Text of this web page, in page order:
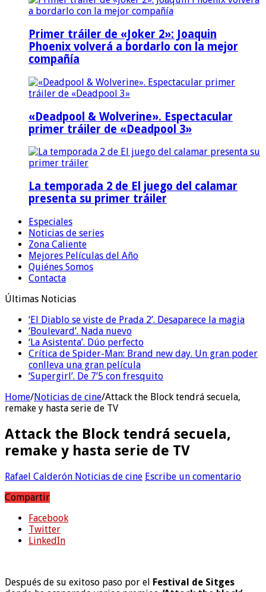
Primer tráiler de «Joker 2»: Joaquin
Phoenix volverá a bordarlo con la mejor
compañía
«Deadpool & Wolverine». Espectacular
primer tráiler de «Deadpool 3»
La temporada 2 de El juego del calamar
presenta su primer tráiler
Especiales
Noticias de series
Zona Caliente
Mejores Películas del Año
Quiénes Somos
Contacta
Últimas Noticias
‘El Diablo se viste de Prada 2’. Desaparece la magia
‘Boulevard’. Nada nuevo
‘La Asistenta’. Dúo perfecto
Crítica de Spider-Man: Brand new day. Un gran poder
conlleva una gran película
‘Supergirl’. De 7’5 con fresquito
Home/Noticias de cine/Attack the Block tendrá secuela,
remake y hasta serie de TV
Attack the Block tendrá secuela,
remake y hasta serie de TV
Rafael Calderón Noticias de cine Escribe un comentario
Compartir
Facebook
Twitter
LinkedIn
Después de su exitoso paso por el Festival de Sitges